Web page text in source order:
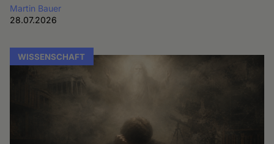
Martin Bauer
28.07.2026
WISSENSCHAFT